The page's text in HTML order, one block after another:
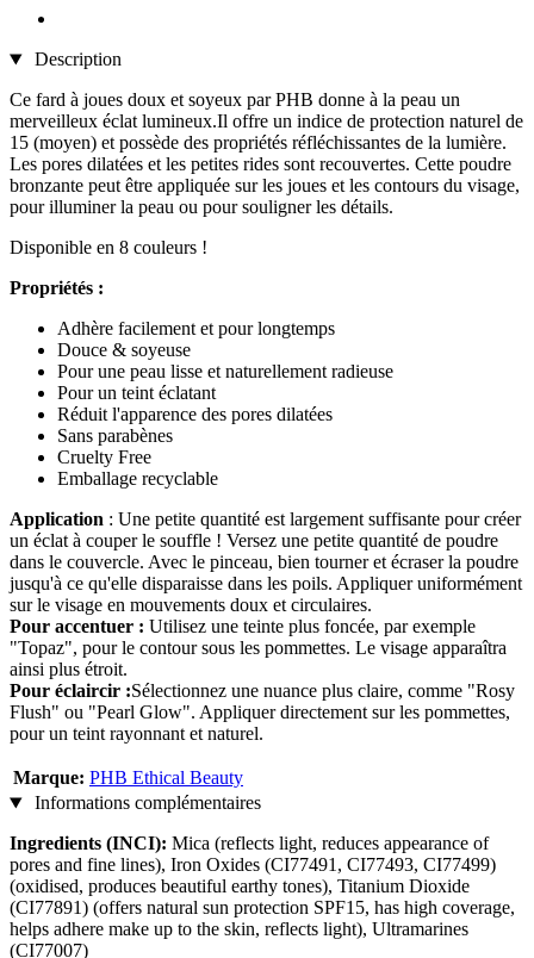
Description
Ce fard à joues doux et soyeux par PHB donne à la peau un
merveilleux éclat lumineux.Il offre un indice de protection naturel de
15 (moyen) et possède des propriétés réfléchissantes de la lumière.
Les pores dilatées et les petites rides sont recouvertes. Cette poudre
bronzante peut être appliquée sur les joues et les contours du visage,
pour illuminer la peau ou pour souligner les détails.
Disponible en 8 couleurs !
Propriétés :
Adhère facilement et pour longtemps
Douce & soyeuse
Pour une peau lisse et naturellement radieuse
Pour un teint éclatant
Réduit l'apparence des pores dilatées
Sans parabènes
Cruelty Free
Emballage recyclable
Application : Une petite quantité est largement suffisante pour créer
un éclat à couper le souffle ! Versez une petite quantité de poudre
dans le couvercle. Avec le pinceau, bien tourner et écraser la poudre
jusqu'à ce qu'elle disparaisse dans les poils. Appliquer uniformément
sur le visage en mouvements doux et circulaires.
Pour accentuer : Utilisez une teinte plus foncée, par exemple
"Topaz", pour le contour sous les pommettes. Le visage apparaîtra
ainsi plus étroit.
Pour éclaircir :Sélectionnez une nuance plus claire, comme "Rosy
Flush" ou "Pearl Glow". Appliquer directement sur les pommettes,
pour un teint rayonnant et naturel.
Marque: PHB Ethical Beauty
Informations complémentaires
Ingredients (INCI): Mica (reflects light, reduces appearance of
pores and fine lines), Iron Oxides (CI77491, CI77493, CI77499)
(oxidised, produces beautiful earthy tones), Titanium Dioxide
(CI77891) (offers natural sun protection SPF15, has high coverage,
helps adhere make up to the skin, reflects light), Ultramarines
(CI77007)